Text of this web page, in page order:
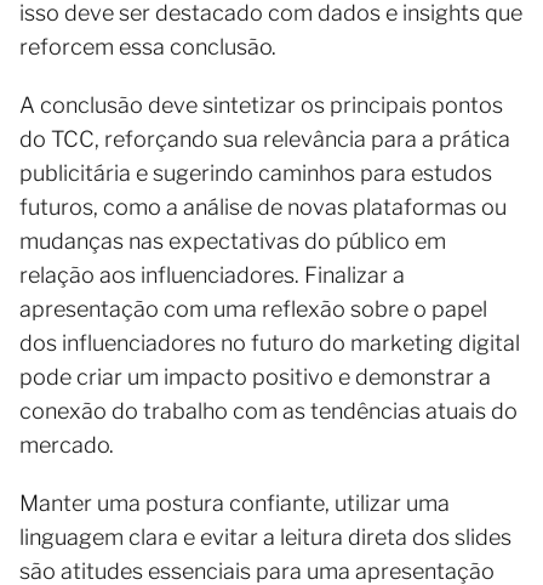
isso deve ser destacado com dados e insights que
reforcem essa conclusão.
A conclusão deve sintetizar os principais pontos
do TCC, reforçando sua relevância para a prática
publicitária e sugerindo caminhos para estudos
futuros, como a análise de novas plataformas ou
mudanças nas expectativas do público em
relação aos influenciadores. Finalizar a
apresentação com uma reflexão sobre o papel
dos influenciadores no futuro do marketing digital
pode criar um impacto positivo e demonstrar a
conexão do trabalho com as tendências atuais do
mercado.
Manter uma postura confiante, utilizar uma
linguagem clara e evitar a leitura direta dos slides
são atitudes essenciais para uma apresentação